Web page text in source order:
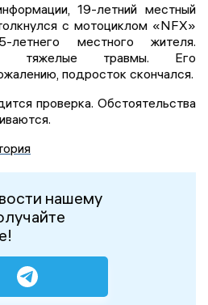
19-летний местный
с мотоциклом «NFX»
летнего местного жителя.
тяжелые травмы. Его
подросток скончался.
проверка. Обстоятельства
нашему